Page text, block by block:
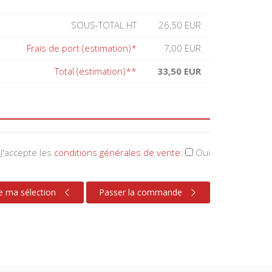
SOUS-TOTAL HT
26,50 EUR
Frais de port (estimation)*
7,00 EUR
Total (estimation)**
33,50 EUR
J'accepte les conditions générales de vente: Oui
ma sélection Passer la commande